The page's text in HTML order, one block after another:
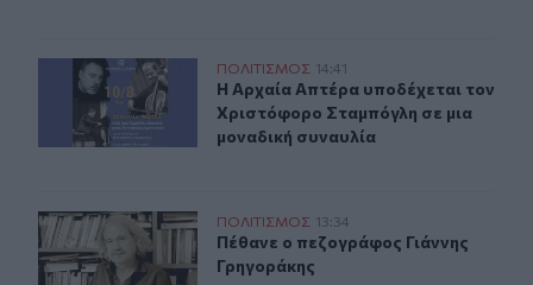
Μουσική βραδιά στην Αρχαία Απτέρα με τον
ΠΟΛΙΤΙΣΜΟΣ 14:41
Η Αρχαία Απτέρα υποδέχεται τον
Η Αρχαία Απτέρα υποδέχεται τον
Χριστόφορο Σταμπόγλη σε μια
μοναδική συναυλία
Πέθανε ο πεζογράφος Γιάννης Γρηγοράκης
ΠΟΛΙΤΙΣΜΟΣ 13:34
Πέθανε ο πεζογράφος Γιάννης
Πέθανε ο πεζογράφος Γιάννης
Γρηγοράκης